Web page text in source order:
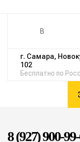
г. Самара,
102
Бесплатно по
8 (927) 900-